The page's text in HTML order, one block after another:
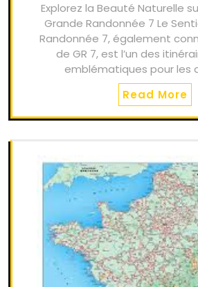
Explorez la Beauté Naturelle
Grande Randonnée 7 Le
Randonnée 7, également
de GR 7, est l’un des
emblématiques pour les
Read More